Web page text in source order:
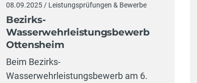
08.09.2025 / Leistungsprüfungen & Bewerbe
Bezirks-
Wasserwehrleistungsbewerb
Ottensheim
Beim Bezirks-
Wasserwehrleistungsbewerb am 6.